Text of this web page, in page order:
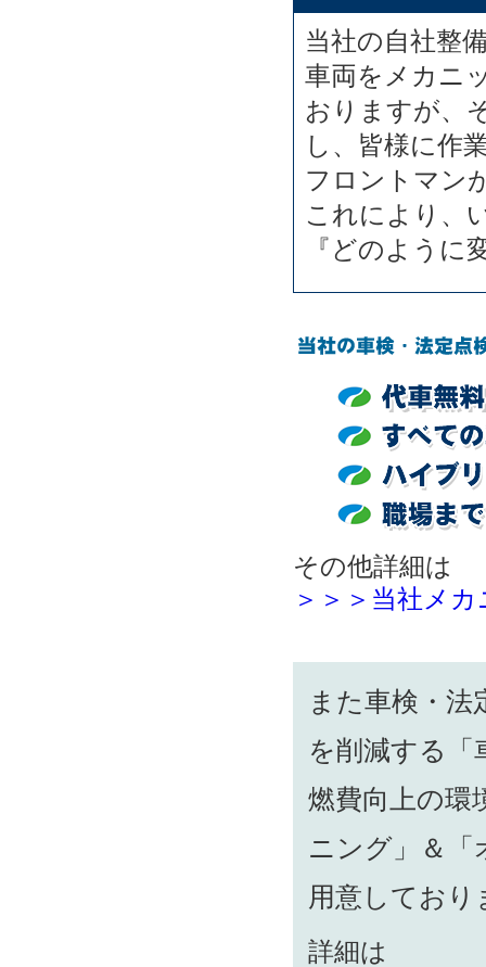
当社の自社整
車両をメカニ
おりますが、
し、皆様に作
フロントマン
これにより、
『どのように
その他詳細は
＞＞＞当社メ
また車検・
を削減する「
燃費向上の環
ニング」＆
用意しており
詳細は